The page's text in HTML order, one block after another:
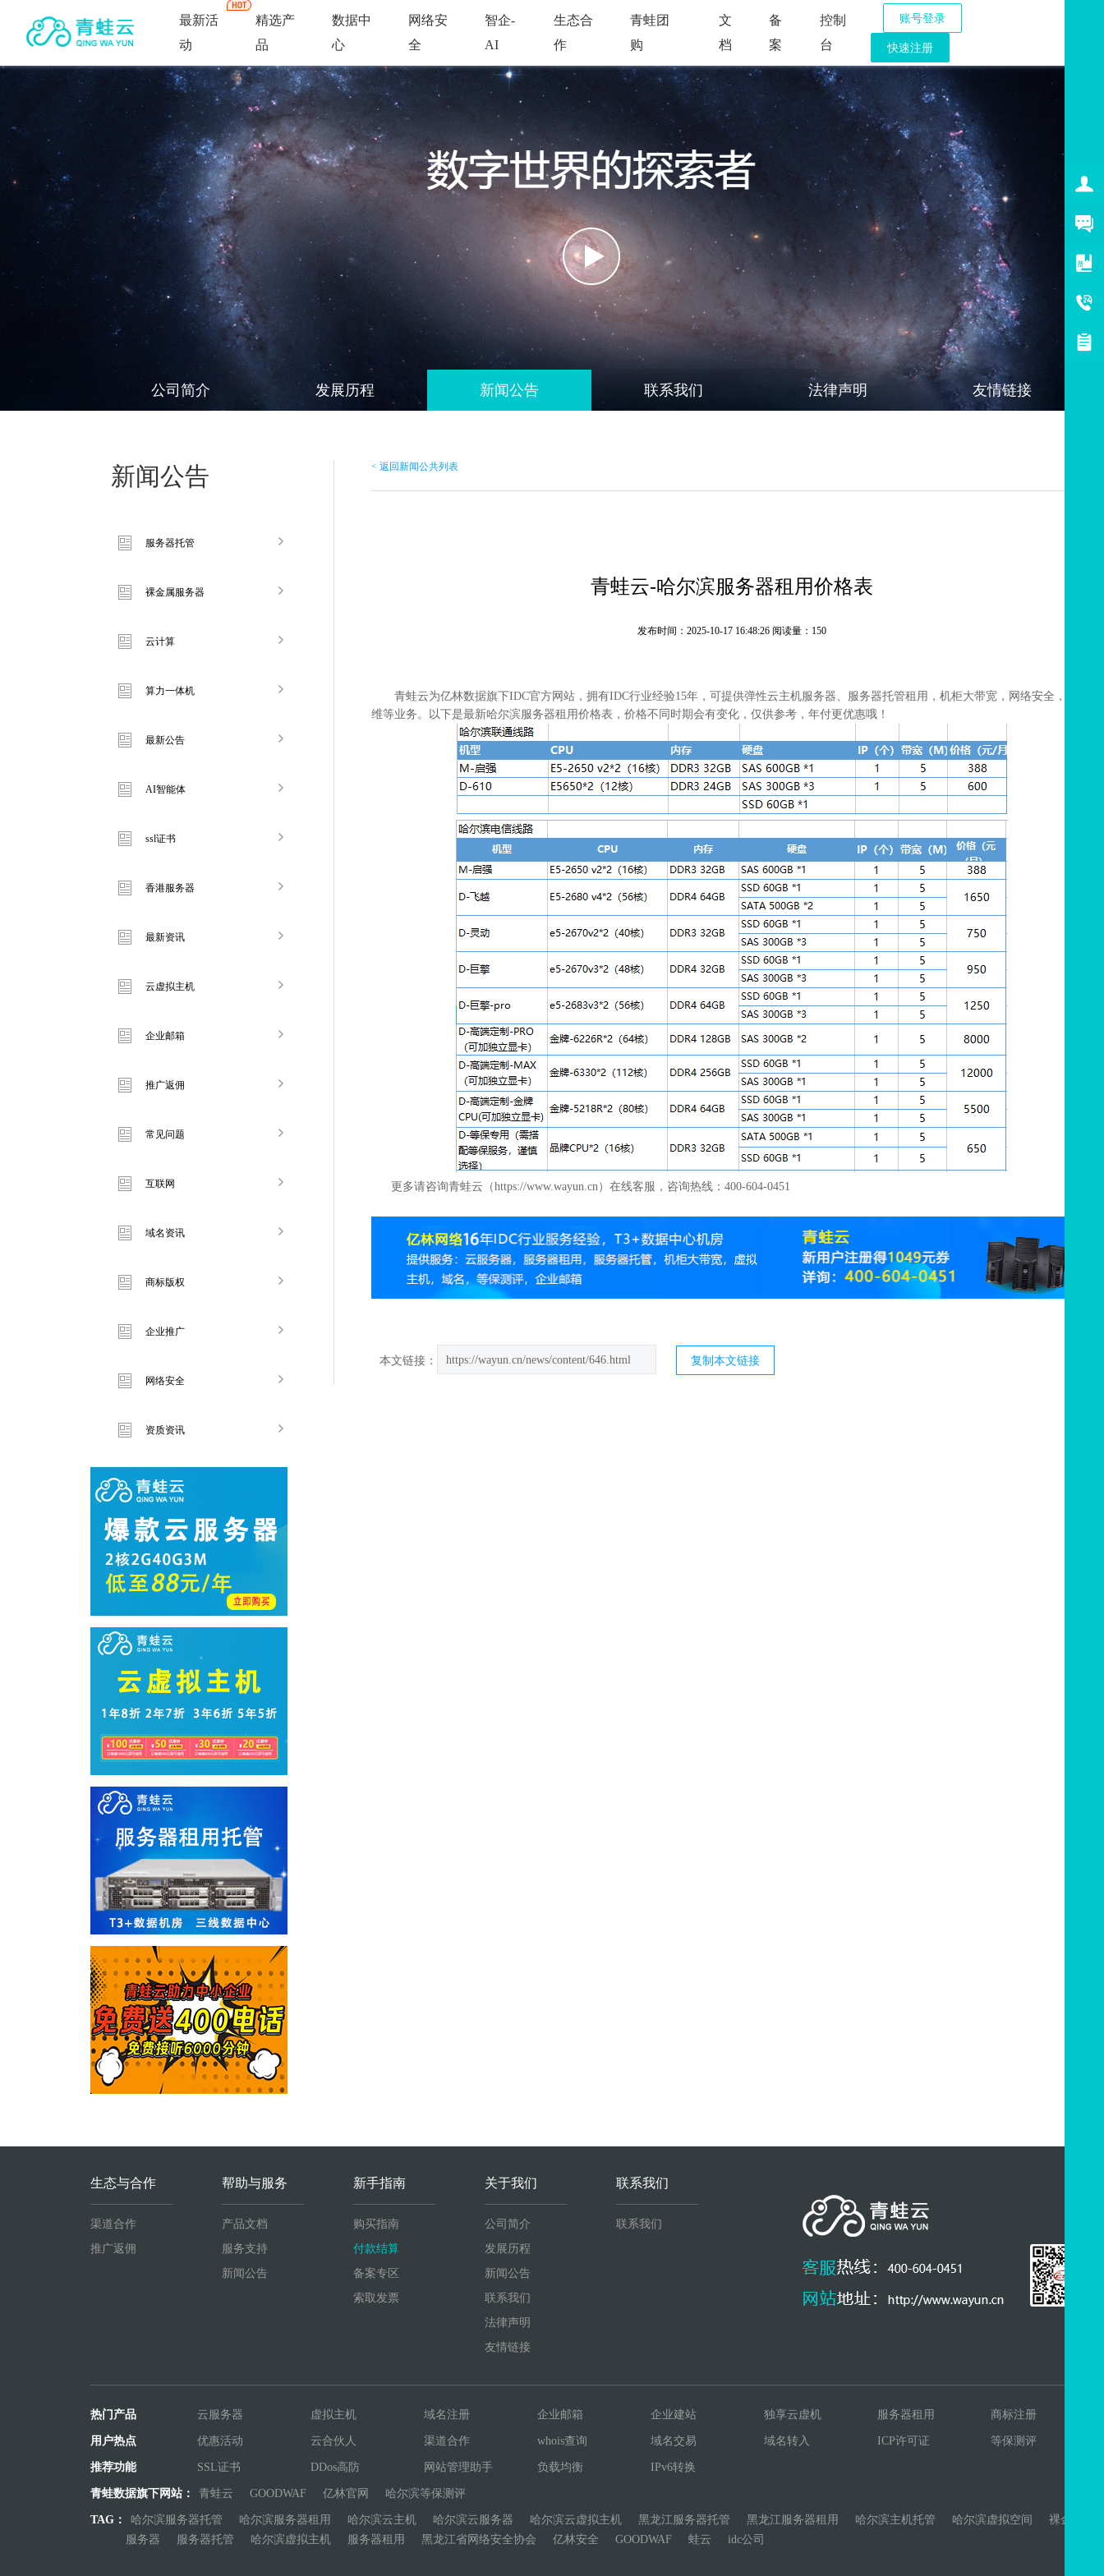
最新活
动
精选产
品
数据中
心
网络安
全
智企-
AI
生态合
作
青蛙团
购
文
档
备
案
控制
台
账号登录
快速注册
公司简介 发展历程 新闻公告 联系我们 法律声明 友情链接
新闻公告
服务器托管
裸金属服务器
云计算
算力一体机
最新公告
AI智能体
ssl证书
香港服务器
最新资讯
云虚拟主机
企业邮箱
推广返佣
常见问题
互联网
域名资讯
商标版权
企业推广
网络安全
资质资讯
< 返回新闻公共列表
青蛙云-哈尔滨服务器租用价格表
发布时间：2025-10-17 16:48:26 阅读量：150
青蛙云为亿林数据旗下IDC官方网站，拥有IDC行业经验15年，可提供弹性云主机服务器、服务器托管租用，机柜大带宽，网络安全，IT运
维等业务。以下是最新哈尔滨服务器租用价格表，价格不同时期会有变化，仅供参考，年付更优惠哦！
更多请咨询青蛙云（https://www.wayun.cn）在线客服，咨询热线：400-604-0451
本文链接： https://wayun.cn/news/content/646.html 复制本文链接
生态与合作
渠道合作
推广返佣
帮助与服务
产品文档
服务支持
新闻公告
新手指南
购买指南
付款结算
备案专区
索取发票
关于我们
公司简介
发展历程
新闻公告
联系我们
法律声明
友情链接
联系我们
联系我们
热门产品 云服务器 虚拟主机 域名注册 企业邮箱 企业建站 独享云虚机 服务器租用 商标注册
用户热点 优惠活动 云合伙人 渠道合作 whois查询 域名交易 域名转入 ICP许可证 等保测评
推荐功能 SSL证书 DDos高防 网站管理助手 负载均衡 IPv6转换
青蛙数据旗下网站： 青蛙云 GOODWAF 亿林官网 哈尔滨等保测评
TAG： 哈尔滨服务器托管 哈尔滨服务器租用 哈尔滨云主机 哈尔滨云服务器 哈尔滨云虚拟主机 黑龙江服务器托管 黑龙江服务器租用 哈尔滨主机托管 哈尔滨虚拟空间
裸金属
服务器
服务器托管 哈尔滨虚拟主机 服务器租用 黑龙江省网络安全协会 亿林安全 GOODWAF 蛙云 idc公司